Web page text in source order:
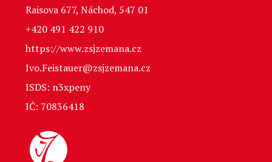
Raisova 677, Náchod, 547 01
+420 491 422 910
https://www.zsjzemana.cz
Ivo.Feistauer@zsjzemana.cz
ISDS: n3xpeny
IČ: 70836418